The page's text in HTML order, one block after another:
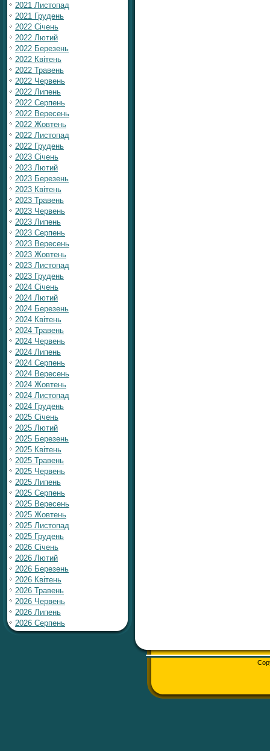
2021 Листопад
2021 Грудень
2022 Січень
2022 Лютий
2022 Березень
2022 Квітень
2022 Травень
2022 Червень
2022 Липень
2022 Серпень
2022 Вересень
2022 Жовтень
2022 Листопад
2022 Грудень
2023 Січень
2023 Лютий
2023 Березень
2023 Квітень
2023 Травень
2023 Червень
2023 Липень
2023 Серпень
2023 Вересень
2023 Жовтень
2023 Листопад
2023 Грудень
2024 Січень
2024 Лютий
2024 Березень
2024 Квітень
2024 Травень
2024 Червень
2024 Липень
2024 Серпень
2024 Вересень
2024 Жовтень
2024 Листопад
2024 Грудень
2025 Січень
2025 Лютий
2025 Березень
2025 Квітень
2025 Травень
2025 Червень
2025 Липень
2025 Серпень
2025 Вересень
2025 Жовтень
2025 Листопад
2025 Грудень
2026 Січень
2026 Лютий
2026 Березень
2026 Квітень
2026 Травень
2026 Червень
2026 Липень
2026 Серпень